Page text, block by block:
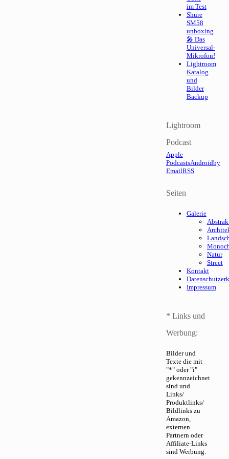
im Test
Shure
SM58
unboxing
🎤 Das
Universal-
Mikrofon!
Lightroom
Katalog
und
Bilder
Backup
Lightroom
Podcast
Apple
PodcastsAndroidby
EmailRSS
Seiten
Galerie
Natur
Street
Kontakt
Impressum
* Links und
Werbung:
Bilder und
Texte die mit
"*" oder "i"
gekennzeichnet
sind und
Links/
Produktlinks/
Bildlinks zu
Amazon,
externen
Partnern oder
Affiliate-Links
sind Werbung.